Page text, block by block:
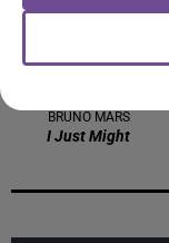
BRUNO MARS
I Just Might